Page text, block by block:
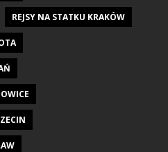
REJSY NA STATKU KRAKÓW